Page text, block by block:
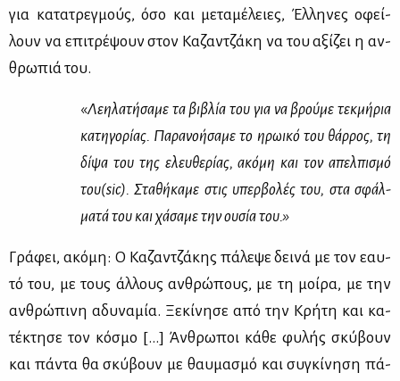
για κα­τα­τρεγ­μούς, όσο και με­τα­μέ­λειες, Έλ­λη­νες οφεί­
λουν να επι­τρέ­ψουν στον Κα­ζαν­τζά­κη να του αξί­ζει η αν­
θρω­πιά του.
«Λε­η­λα­τή­σα­με τα βι­βλία του για να βρού­με τεκ­μή­ρια
κα­τη­γο­ρί­ας. Πα­ρα­νο­ή­σα­με το ηρω­ι­κό του θάρ­ρος, τη
δί­ψα του της ελευ­θε­ρί­ας, ακό­μη και τον απελ­πι­σμό
του(sic). Στα­θή­κα­με στις υπερ­βο­λές του, στα σφάλ­
μα­τά του και χά­σα­με την ου­σία του.»
Γρά­φει, ακό­μη: Ο Κα­ζαν­τζά­κης πά­λε­ψε δει­νά με τον εαυ­
τό του, με τους άλ­λους αν­θρώ­πους, με τη μοί­ρα, με την
αν­θρώ­πι­νη αδυ­να­μία. Ξε­κί­νη­σε από την Κρή­τη και κα­
τέ­κτη­σε τον κό­σμο [...] Άν­θρω­ποι κά­θε φυ­λής σκύ­βουν
και πά­ντα θα σκύ­βουν με θαυ­μα­σμό και συ­γκί­νη­ση πά­